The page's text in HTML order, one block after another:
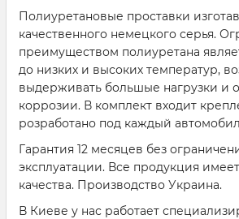
Полиуретановые проставки
качественного немецкого серья.
преимуществом полиуретана
до низких и высоких температур,
выдерживать большые нагрузки и
коррозии. В комплект входит
розработано под каждый
Гарантия 12 месяцев без
эксплуатации. Все продукция
качества. Производство Украина.
В Киеве у нас работает